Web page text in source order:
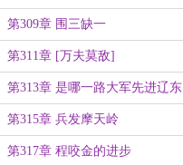
第309章 围三缺一
第311章 [万夫莫敌]
第313章 是哪一路大军先进辽东
城？
第315章 兵发摩天岭
第317章 程咬金的进步